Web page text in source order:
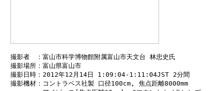
撮影者　：富山市科学博物館附属富山市天文台 林忠史氏
撮影場所：富山県富山市
撮影日時：2012年12月14日 1:09:04-1:11:04JST 2分間
撮影機材：コントラベス社製 口径100cm, 焦点距離8000mm